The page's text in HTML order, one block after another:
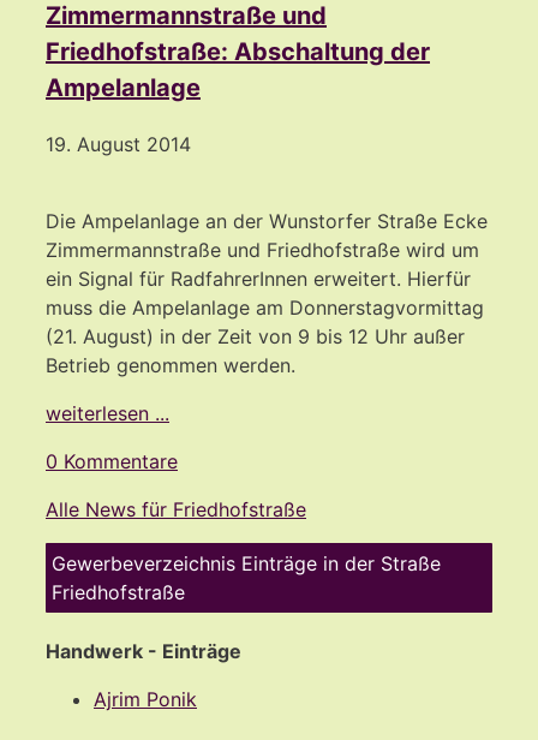
Zimmermannstraße und
Friedhofstraße: Abschaltung der
Ampelanlage
19. August 2014
Die Ampelanlage an der Wunstorfer Straße Ecke
Zimmermannstraße und Friedhofstraße wird um
ein Signal für RadfahrerInnen erweitert. Hierfür
muss die Ampelanlage am Donnerstagvormittag
(21. August) in der Zeit von 9 bis 12 Uhr außer
Betrieb genommen werden.
weiterlesen ...
0 Kommentare
Alle News für Friedhofstraße
Gewerbeverzeichnis Einträge in der Straße
Friedhofstraße
Handwerk - Einträge
Ajrim Ponik